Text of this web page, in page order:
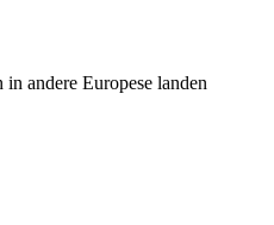
in andere Europese landen